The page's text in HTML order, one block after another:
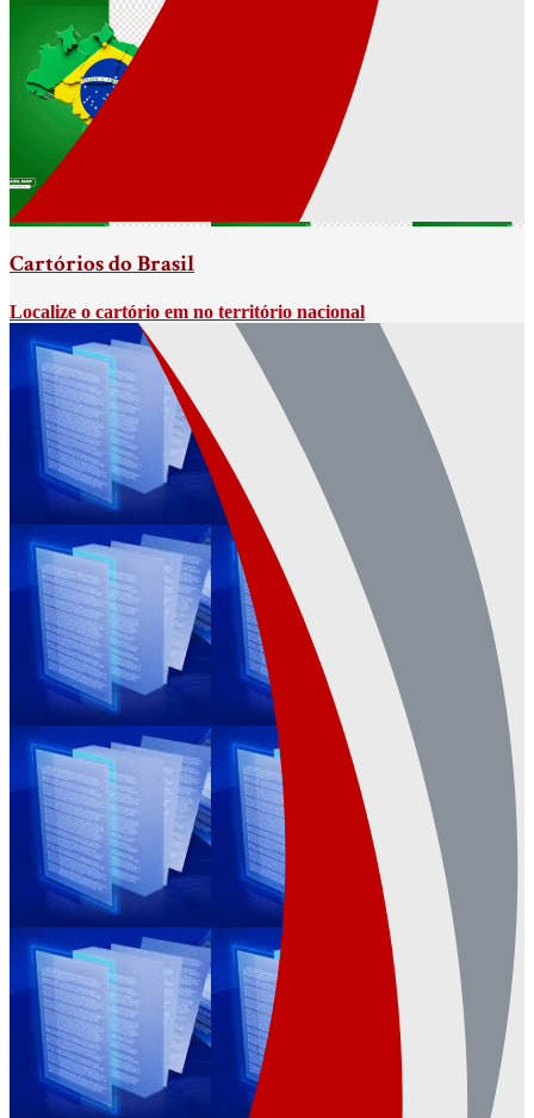
Cartórios do Brasil
Localize o cartório em no território nacional